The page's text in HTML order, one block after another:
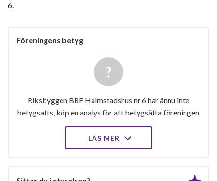
6.
Föreningens betyg
Riksbyggen BRF Halmstadshus nr 6 har ännu inte
betygsatts, köp en analys för att betygsätta föreningen.
LÄS MER